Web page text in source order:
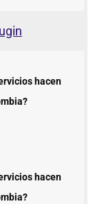
hacen
hacen